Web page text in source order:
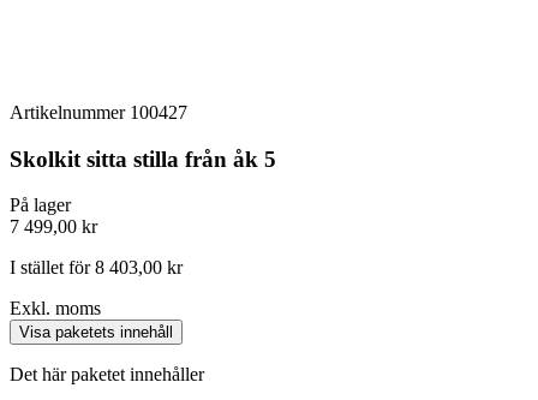
Artikelnummer 100427
Skolkit sitta stilla från åk 5
På lager
7 499,00 kr
I stället för 8 403,00 kr
Exkl. moms
Visa paketets innehåll
Det här paketet innehåller